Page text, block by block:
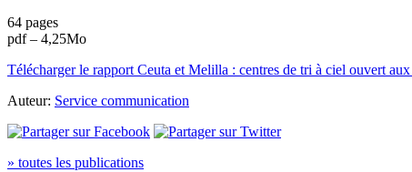
64 pages
pdf – 4,25Mo
Télécharger le rapport Ceuta et Melilla : centres de tri à ciel ouvert
Auteur: Service communication
» toutes les publications